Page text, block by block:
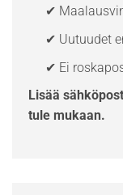
✔
✔ Uutuudet
✔ Ei
Lisää
tule mukaan.